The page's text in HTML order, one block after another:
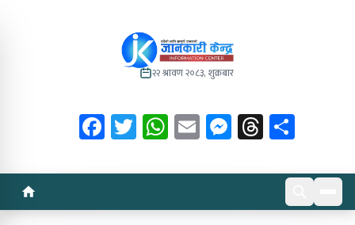
२२ श्रावण २०८३, शुक्रबार
Facebook
Twitter
WhatsApp
EmailMessenger
Threads